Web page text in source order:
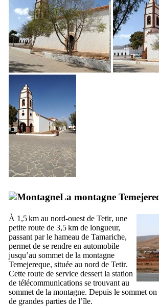
La montagne
À 1,5 km au nord-ouest de Tetir, une
petite route de 3,5 km de longueur,
passant par le hameau de Tamariche,
permet de se rendre en automobile
jusqu’au sommet de la montagne
Temejereque, située au nord de Tetir.
Cette route de service dessert la station
de télécommunications se trouvant au
sommet de la montagne. Depuis le sommet
de grandes parties de l’île.